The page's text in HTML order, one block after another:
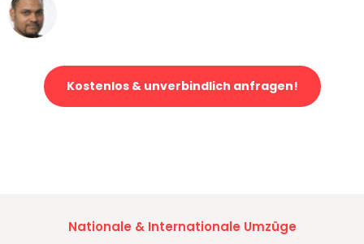
Kostenlos & unverbindlich anfragen!
Nationale & Internationale Umzüge